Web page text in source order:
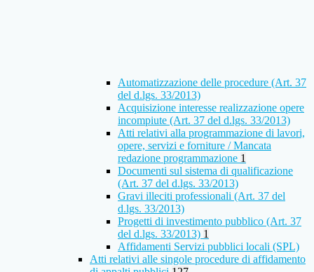
Automatizzazione delle procedure (Art. 37
del d.lgs. 33/2013)
Acquisizione interesse realizzazione opere
incompiute (Art. 37 del d.lgs. 33/2013)
Atti relativi alla programmazione di lavori,
opere, servizi e forniture / Mancata
redazione programmazione 1
Documenti sul sistema di qualificazione
(Art. 37 del d.lgs. 33/2013)
Gravi illeciti professionali (Art. 37 del
d.lgs. 33/2013)
Progetti di investimento pubblico (Art. 37
del d.lgs. 33/2013) 1
Affidamenti Servizi pubblici locali (SPL)
Atti relativi alle singole procedure di affidamento